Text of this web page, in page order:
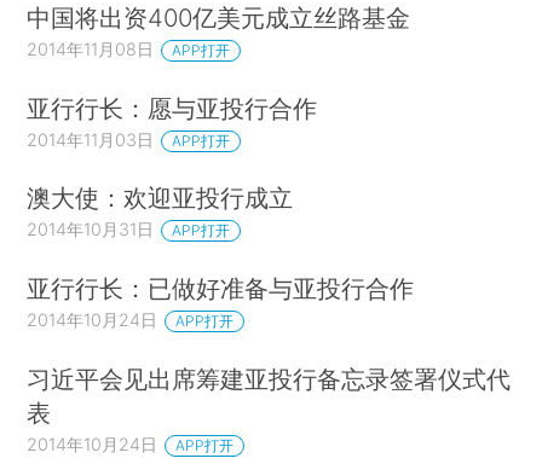
中国将出资400亿美元成立丝路基金
2014年11月08日 APP打开
亚行行长：愿与亚投行合作
2014年11月03日 APP打开
澳大使：欢迎亚投行成立
2014年10月31日 APP打开
亚行行长：已做好准备与亚投行合作
2014年10月24日 APP打开
习近平会见出席筹建亚投行备忘录签署仪式代
表
2014年10月24日 APP打开